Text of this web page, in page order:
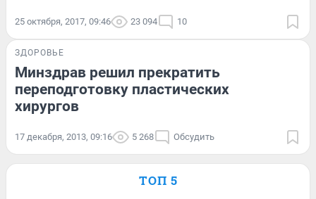
25 октября, 2017, 09:46 23 094 10
ЗДОРОВЬЕ
Минздрав решил прекратить
переподготовку пластических
хирургов
17 декабря, 2013, 09:16 5 268 Обсудить
ТОП 5